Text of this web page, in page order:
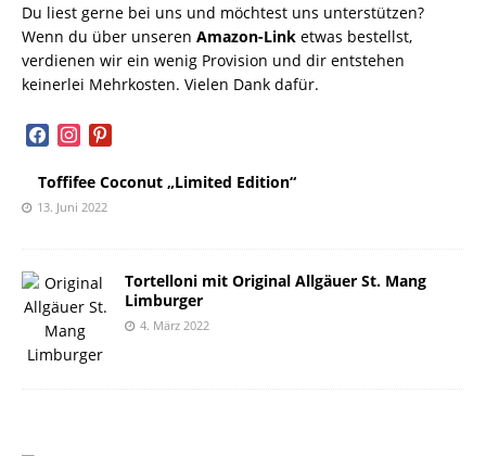
Du liest gerne bei uns und möchtest uns unterstützen?
Wenn du über unseren Amazon-Link etwas bestellst,
verdienen wir ein wenig Provision und dir entstehen
keinerlei Mehrkosten. Vielen Dank dafür.
facebookinstagram
pinterest
Toffifee Coconut „Limited Edition“
13. Juni 2022
Tortelloni mit Original Allgäuer St. Mang
Limburger
4. März 2022